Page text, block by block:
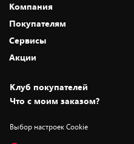
Компания
О нас
Адреса магазинов
Новости
Статьи и обзоры
Вакансии
Дай пять добру!
Покупателям
Как сделать заказ
Оплата и доставка
Безналичный расчёт
Обмен и возврат товара
Обработка персональных данных
Сервисы
Установка техники
Для игровых консолей
Для мобильных устройств
Акции
Скидки и промокоды
Белорусские товары
Бонусы
Клуб покупателей
Что с моим заказом?
Выбор настроек Cookie